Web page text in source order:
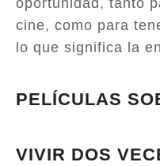
oportunidad, tanto
cine, como para
lo que significa la
PELÍCULAS
VIVIR DOS